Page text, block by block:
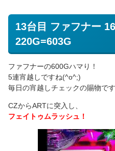
13台目 ファフナー
220G=603G
ファフナーの600Gハマり！
5連宵越しですね(^o^;)
毎日の宵越しチェックの賜物です
CZからARTに突入し、
フェイトゥムラッシュ！